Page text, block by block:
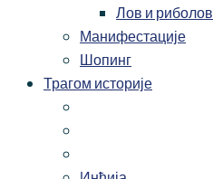
Лов и риболов
Манифестације
Шопинг
Трагом историје